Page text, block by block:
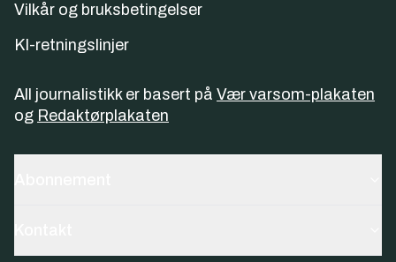
Vilkår og bruksbetingelser
KI-retningslinjer
All journalistikk er basert på Vær varsom-plakaten
og Redaktørplakaten